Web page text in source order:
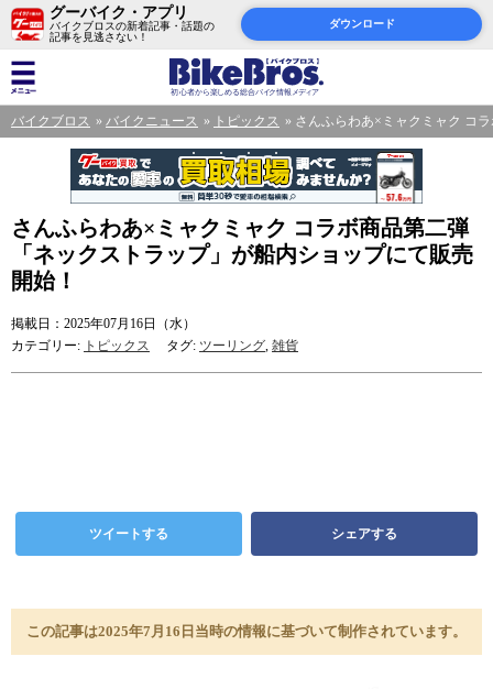
グーバイク・アプリ
バイクブロスの新着記事・話題の
記事を見逃さない！
ダウンロード
バイクブロス バイクニュース トピックス さんふらわあ×ミャクミャク コ
さんふらわあ×ミャクミャク コラボ商品第二弾
「ネックストラップ」が船内ショップにて販売
開始！
掲載日：2025年07月16日（水）
カテゴリー: トピックス タグ: ツーリング, 雑貨
ツイートする シェアする
この記事は2025年7月16日当時の情報に基づいて制作されています。